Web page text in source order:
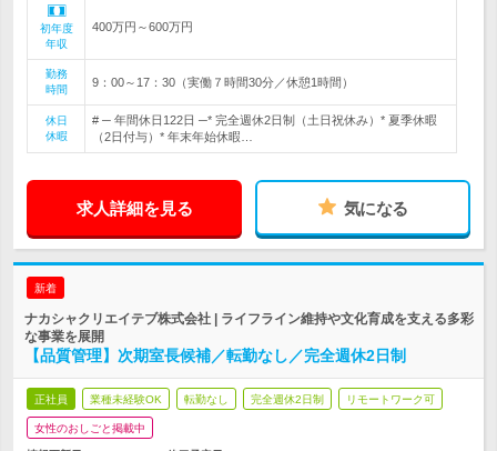
初年度
年収
400万円～600万円
勤務
時間
9：00～17：30（実働７時間30分／休憩1時間）
休日
休暇
# ─ 年間休日122日 ─* 完全週休2日制（土日祝休み）* 夏季休暇
（2日付与）* 年末年始休暇…
求人詳細を見る 気になる
新着
ナカシャクリエイテブ株式会社 | ライフライン維持や文化育成を支える多彩
な事業を展開
【品質管理】次期室長候補／転勤なし／完全週休2日制
正社員 業種未経験OK 転勤なし 完全週休2日制 リモートワーク可
女性のおしごと掲載中